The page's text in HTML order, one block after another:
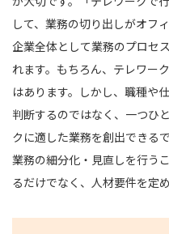
して、業務の切り出しがオフ
企業全体として業務のプロセ
れます。もちろん、テレワー
はあります。しかし、職種や
判断するのではなく、一つひ
クに適した業務を創出できるで
業務の細分化・見直しを行う
るだけでなく、人材要件を定